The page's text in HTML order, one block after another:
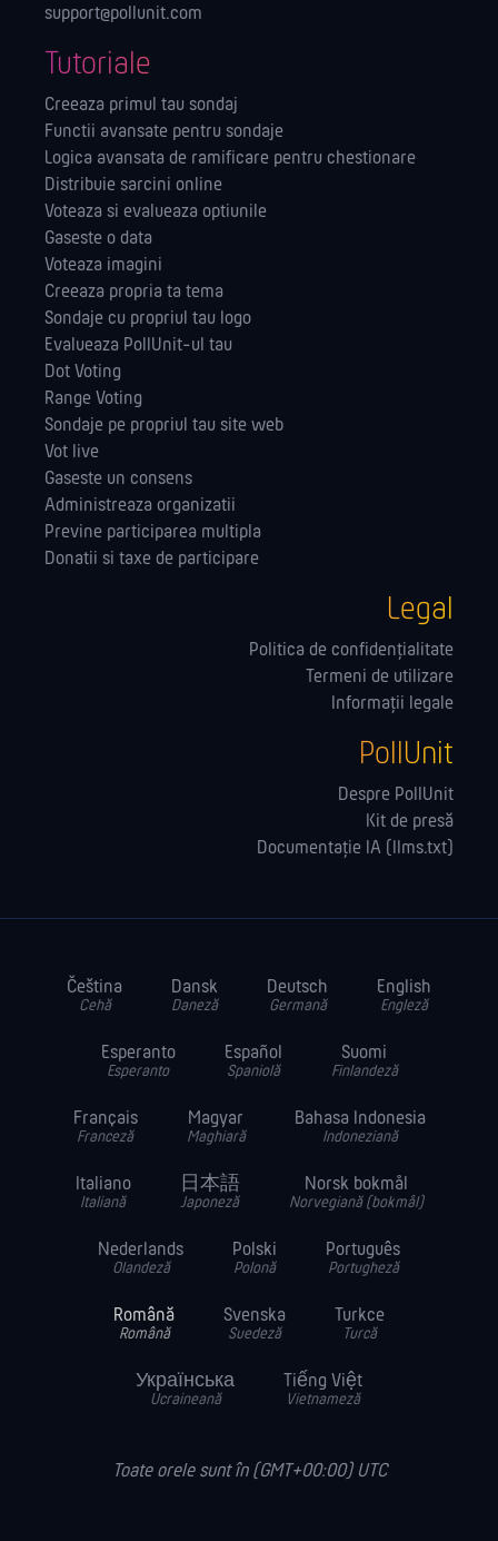
support@pollunit.com
Tutoriale
Creeaza primul tau sondaj
Functii avansate pentru sondaje
Logica avansata de ramificare pentru chestionare
Distribuie sarcini online
Voteaza si evalueaza optiunile
Gaseste o data
Voteaza imagini
Creeaza propria ta tema
Sondaje cu propriul tau logo
Evalueaza PollUnit-ul tau
Dot Voting
Range Voting
Sondaje pe propriul tau site web
Vot live
Gaseste un consens
Administreaza orga­nizatii
Previne participarea multipla
Donatii si taxe de participare
Legal
Politica de confidențialitate
Termeni de utilizare
Informații legale
PollUnit
Despre PollUnit
Kit de presă
Documentație IA (llms.txt)
Čeština
Cehă
Dansk
Daneză
Deutsch
Germană
English
Engleză
Esperanto
Esperanto
Español
Spaniolă
Suomi
Finlandeză
Français
Franceză
Magyar
Maghiară
Bahasa Indonesia
Indoneziană
Italiano
Italiană
日本語
Japoneză
Norsk bokmål
Norvegiană (bokmål)
Nederlands
Olandeză
Polski
Polonă
Português
Portugheză
Română
Română
Svenska
Suedeză
Turkce
Turcă
Українська
Ucraineană
Tiếng Việt
Vietnameză
Toate orele sunt în (GMT+00:00) UTC